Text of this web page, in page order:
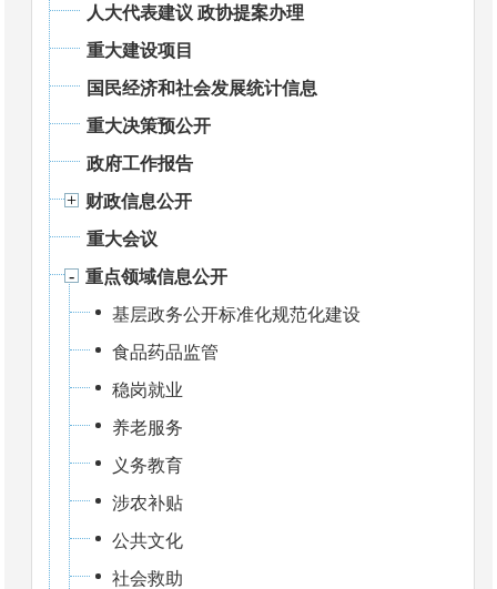
人大代表建议 政协提案办理
重大建设项目
国民经济和社会发展统计信息
重大决策预公开
政府工作报告
财政信息公开
重大会议
重点领域信息公开
基层政务公开标准化规范化建设
食品药品监管
稳岗就业
养老服务
义务教育
涉农补贴
公共文化
社会救助